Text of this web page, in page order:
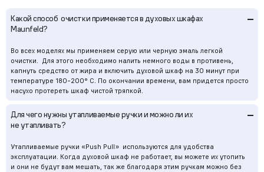
Какой способ очистки применяется в духовых шкафах
Maunfeld?
–
Во всех моделях мы применяем серую или черную эмаль легкой
очистки. Для этого необходимо налить немного воды в противень,
капнуть средство от жира и включить духовой шкаф на 30 минут при
температуре 180-200° С. По окончании времени, вам придется просто
насухо протереть шкаф чистой тряпкой.
Для чего нужны утапливаемые ручки и можно ли их
не утапливать?
–
Утапливаемые ручки «Push Pull» используются для удобства
эксплуатации. Когда духовой шкаф не работает, вы можете их утопить
и они не будут вам мешать, так же благодаря этим ручкам можно без